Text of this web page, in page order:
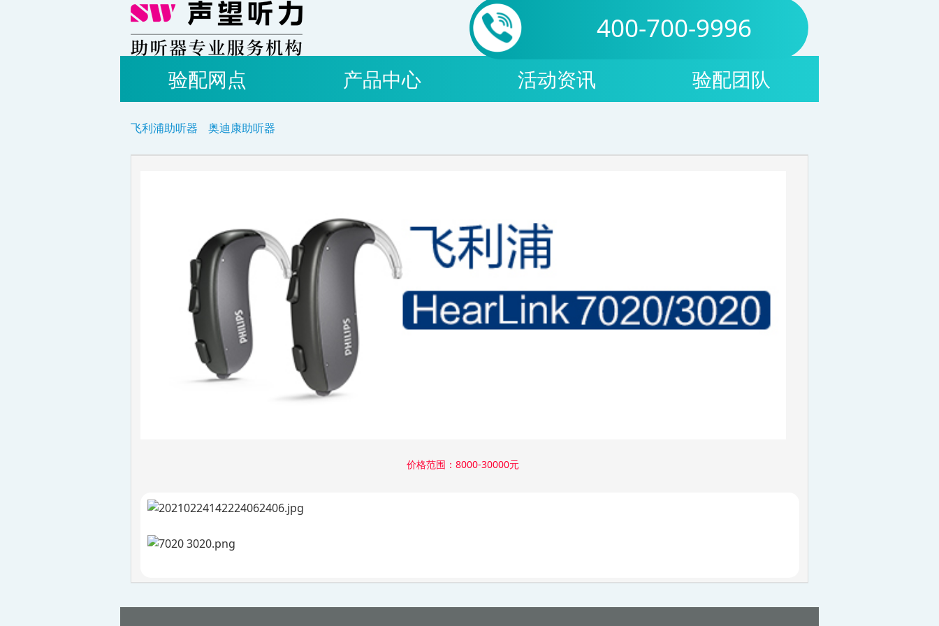
400-700-9996
验配网点 产品中心 活动资讯 验配团队
飞利浦助听器 奥迪康助听器
价格范围：8000-30000元